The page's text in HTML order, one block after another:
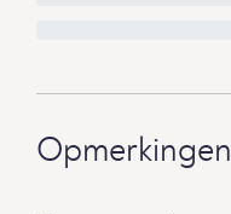
Opmerkingen